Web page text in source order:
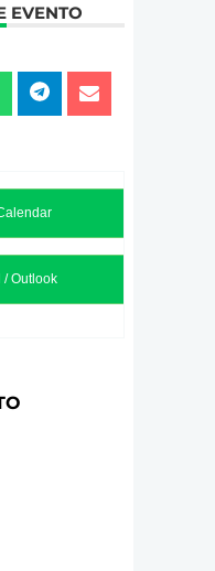
EVENTO
/ Outlook